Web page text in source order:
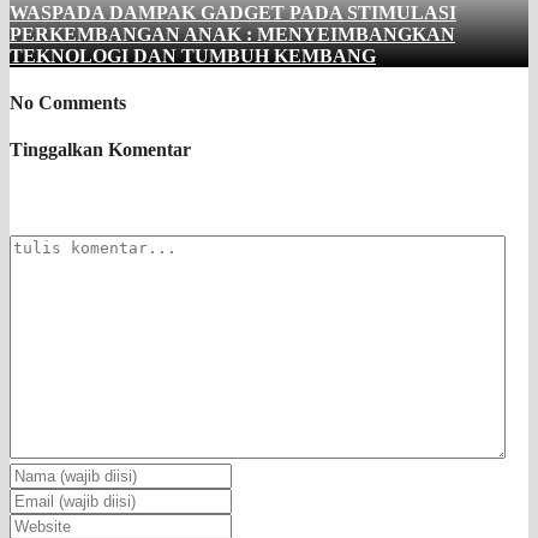
WASPADA DAMPAK GADGET PADA STIMULASI
PERKEMBANGAN ANAK : MENYEIMBANGKAN
TEKNOLOGI DAN TUMBUH KEMBANG
No Comments
Tinggalkan Komentar